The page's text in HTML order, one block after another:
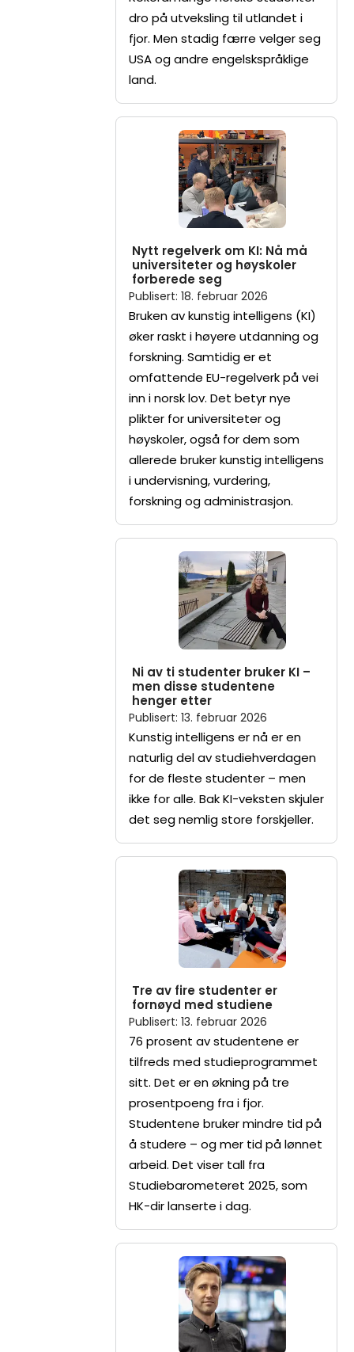
dro på utveksling til utlandet i
fjor. Men stadig færre velger seg
USA og andre engelskspråklige
land.
Nytt regelverk om KI: Nå må
universiteter og høyskoler
forberede seg
Publisert: 18. februar 2026
Bruken av kunstig intelligens (KI)
øker raskt i høyere utdanning og
forskning. Samtidig er et
omfattende EU-regelverk på vei
inn i norsk lov. Det betyr nye
plikter for universiteter og
høyskoler, også for dem som
allerede bruker kunstig intelligens
i undervisning, vurdering,
forskning og administrasjon.
Ni av ti studenter bruker KI –
men disse studentene
henger etter
Publisert: 13. februar 2026
Kunstig intelligens er nå er en
naturlig del av studiehverdagen
for de fleste studenter – men
ikke for alle. Bak KI-veksten skjuler
det seg nemlig store forskjeller.
Tre av fire studenter er
fornøyd med studiene
Publisert: 13. februar 2026
76 prosent av studentene er
tilfreds med studieprogrammet
sitt. Det er en økning på tre
prosentpoeng fra i fjor.
Studentene bruker mindre tid på
å studere – og mer tid på lønnet
arbeid. Det viser tall fra
Studiebarometeret 2025, som
HK-dir lanserte i dag.